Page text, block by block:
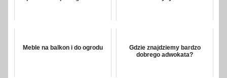
Meble na balkon i do ogrodu
Gdzie znajdziemy bardzo
dobrego adwokata?